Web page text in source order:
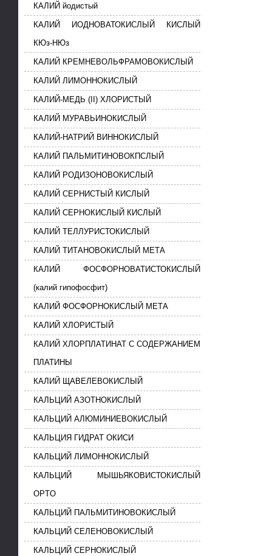
КАЛИЙ йодистый
КАЛИЙ ИОДНОВАТОКИСЛЫЙ КИСЛЫЙ
КЮз-НЮз
КАЛИЙ КРЕМНЕВОЛЬФРАМОВОКИСЛЫЙ
КАЛИЙ ЛИМОННОКИСЛЫЙ
КАЛИЙ-МЕДЬ (II) ХЛОРИСТЫЙ
КАЛИЙ МУРАВЬИНОКИСЛЫЙ
КАЛИЙ-НАТРИЙ ВИННОКИСЛЫЙ
КАЛИЙ ПАЛЬМИТИНОВОКПСЛЫЙ
КАЛИЙ РОДИЗОНОВОКИСЛЫЙ
КАЛИЙ СЕРНИСТЫЙ КИСЛЫЙ
КАЛИЙ СЕРНОКИСЛЫЙ КИСЛЫЙ
КАЛИЙ ТЕЛЛУРИСТОКИСЛЫЙ
КАЛИЙ ТИТАНОВОКИСЛЫЙ МЕТА
КАЛИЙ ФОСФОРНОВАТИСТОКИСЛЫЙ
(калий гипофосфит)
КАЛИЙ ФОСФОРНОКИСЛЫЙ МЕТА
КАЛИЙ ХЛОРИСТЫЙ
КАЛИЙ ХЛОРПЛАТИНАТ С СОДЕРЖАНИЕМ
ПЛАТИНЫ
КАЛИЙ ЩАВЕЛЕВОКИСЛЫЙ
КАЛЬЦИЙ АЗОТНОКИСЛЫЙ
КАЛЬЦИЙ АЛЮМИНИЕВОКИСЛЫЙ
КАЛЬЦИЯ ГИДРАТ ОКИСИ
КАЛЬЦИЙ ЛИМОННОКИСЛЫЙ
КАЛЬЦИЙ МЫШЬЯКОВИСТОКИСЛЫЙ
OPTO
КАЛЬЦИЙ ПАЛЬМИТИНОВОКИСЛЫЙ
КАЛЬЦИЙ СЕЛЕНОВОКИСЛЫЙ
КАЛЬЦИЙ СЕРНОКИСЛЫЙ